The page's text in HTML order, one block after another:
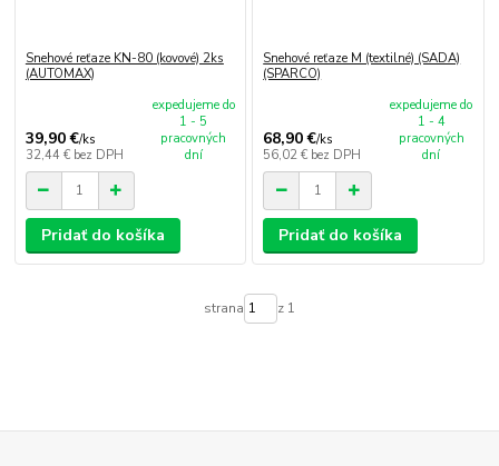
Snehové reťaze KN-80 (kovové) 2ks
(AUTOMAX)
39,90 €/ks
32,44 € bez DPH
expedujeme do
1 - 5
pracovných
dní
Pridať do košíka
Snehové reťaze M (textilné) (SADA)
(SPARCO)
68,90 €/ks
56,02 € bez DPH
expedujeme do
1 - 4
pracovných
dní
Pridať do košíka
strana z 1